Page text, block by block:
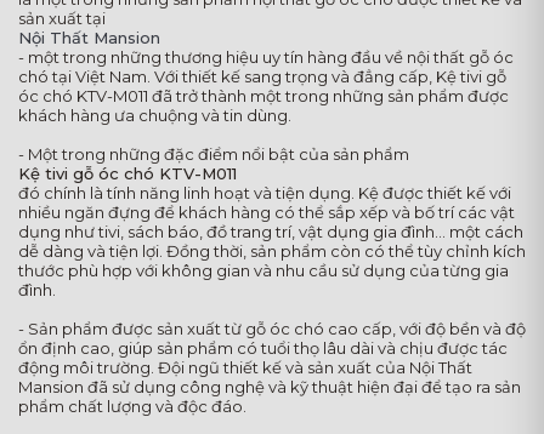
sản xuất tại
Nội Thất Mansion
- một trong những thương hiệu uy tín hàng đầu về nội thất gỗ óc
chó tại Việt Nam. Với thiết kế sang trọng và đẳng cấp, Kệ tivi gỗ
óc chó KTV-M011 đã trở thành một trong những sản phẩm được
khách hàng ưa chuộng và tin dùng.
- Một trong những đặc điểm nổi bật của sản phẩm
Kệ tivi gỗ óc chó KTV-M011
đó chính là tính năng linh hoạt và tiện dụng. Kệ được thiết kế với
nhiều ngăn đựng để khách hàng có thể sắp xếp và bố trí các vật
dụng như tivi, sách báo, đồ trang trí, vật dụng gia đình... một cách
dễ dàng và tiện lợi. Đồng thời, sản phẩm còn có thể tùy chỉnh kích
thước phù hợp với không gian và nhu cầu sử dụng của từng gia
đình.
- Sản phẩm được sản xuất từ gỗ óc chó cao cấp, với độ bền và độ
ổn định cao, giúp sản phẩm có tuổi thọ lâu dài và chịu được tác
động môi trường. Đội ngũ thiết kế và sản xuất của Nội Thất
Mansion đã sử dụng công nghệ và kỹ thuật hiện đại để tạo ra sản
phẩm chất lượng và độc đáo.